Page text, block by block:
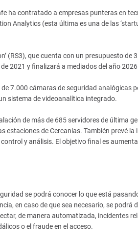
ha contratado a empresas punteras en
Analytics (esta última es una de las
(RS3), que cuenta con un presupuesto
2021 y finalizará a mediados del año
7.000 cámaras de seguridad analógicas
sistema de videoanalítica integrado.
de más de 685 servidores de última
estaciones de Cercanías. También prevé
y análisis. El objetivo final es
se podrá conocer lo que está
en caso de que sea necesario, se
de manera automatizada, incidentes
o el fraude en el acceso.